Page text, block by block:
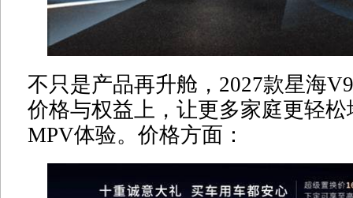
不只是产品再升舱，2027款星海
价格与权益上，让更多家庭更轻
MPV体验。价格方面：